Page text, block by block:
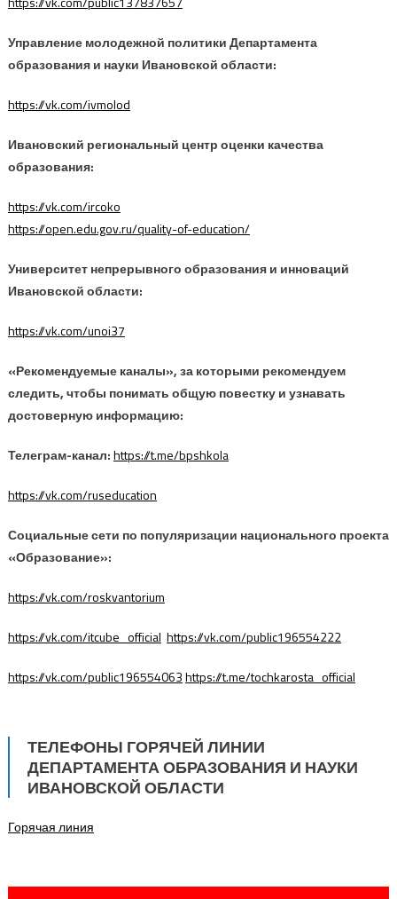
Управление молодежной политики Департамента
образования и науки Ивановской области:
https://vk.com/ivmolod
Ивановский региональный центр оценки качества
образования:
https://vk.com/ircoko
https://open.edu.gov.ru/quality-of-education/
Университет непрерывного образования и инноваций
Ивановской области:
https://vk.com/unoi37
«Рекомендуемые каналы», за которыми рекомендуем
следить, чтобы понимать общую повестку и узнавать
достоверную информацию:
Телеграм-канал:https://t.me/bpshkola
https://vk.com/ruseducation
Социальные сети по популяризации национального проекта
«Образование»:
https://vk.com/roskvantorium
https://vk.com/itcube_official https://vk.com/public196554222
https://vk.com/public196554063https://t.me/tochkarosta_official
ТЕЛЕФОНЫ ГОРЯЧЕЙ ЛИНИИ
ДЕПАРТАМЕНТА ОБРАЗОВАНИЯ И НАУКИ
ИВАНОВСКОЙ ОБЛАСТИ
Горячая линия